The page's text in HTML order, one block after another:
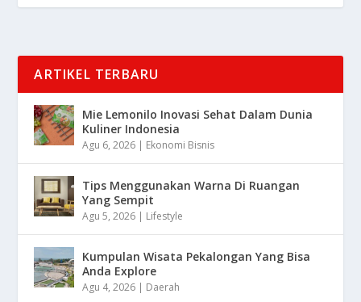
ARTIKEL TERBARU
Mie Lemonilo Inovasi Sehat Dalam Dunia
Kuliner Indonesia
Agu 6, 2026 | Ekonomi Bisnis
Tips Menggunakan Warna Di Ruangan
Yang Sempit
Agu 5, 2026 | Lifestyle
Kumpulan Wisata Pekalongan Yang Bisa
Anda Explore
Agu 4, 2026 | Daerah